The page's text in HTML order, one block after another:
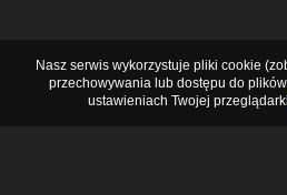
Nasz serwis wykorzystuje pliki cookie
przechowywania lub dostępu do
ustawieniach Twojej